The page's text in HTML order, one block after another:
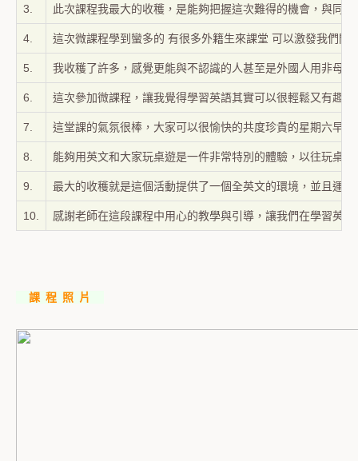
3. 此次課程我最大的收穫，是能夠把握這次難得的機會，與同
4. 這次微課程學到蠻多的 有很多外籍生來課堂 可以激發我們
5. 我收穫了許多，感覺更能與不認識的人甚至是外國人用非母
6. 這次參加微課程，讓我覺得學習英語其實可以很輕鬆又有趣
7. 這堂課的氣氛很棒，大家可以很愉快的共度珍貴的星期六早
8. 能夠用英文和大家玩桌遊是一件非常特別的體驗，以往玩桌
9. 最大的收穫就是這個活動提供了一個全英文的環境，並且運
10. 感謝老師在這段課程中用心的教學與引導，讓我們在學習英
課 程 照 片